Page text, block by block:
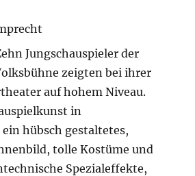
Jungschauspieler der
zeigten bei ihrer
auf hohem Niveau.
in
hübsch gestaltetes,
tolle Kostüme und
Spezialeffekte,